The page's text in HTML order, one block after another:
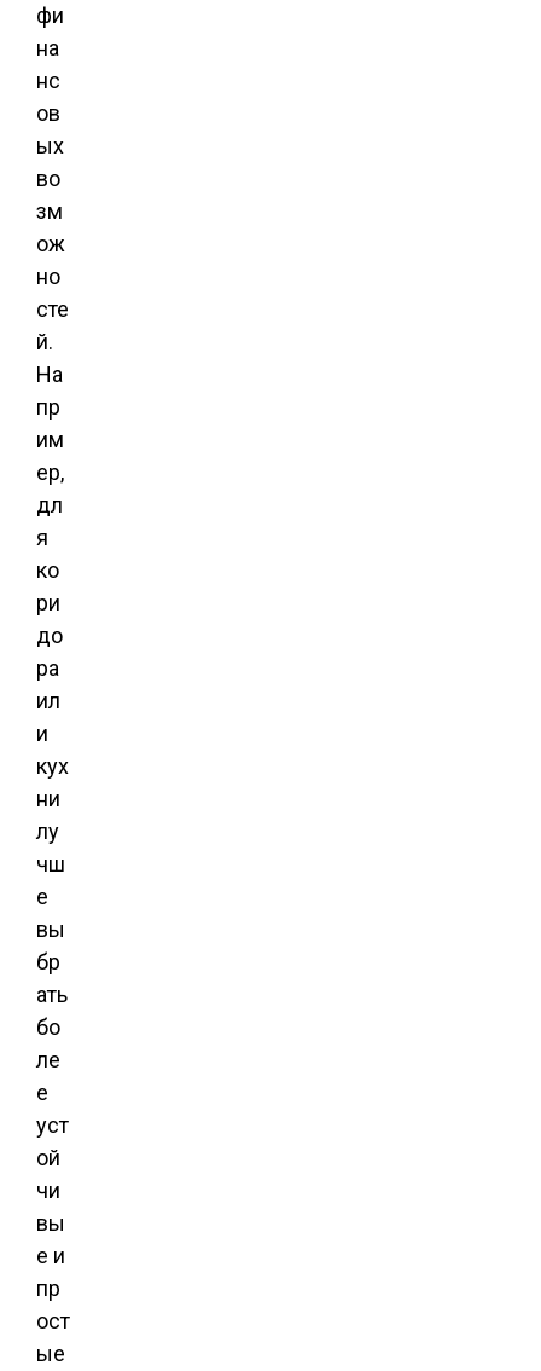
фи
на
нс
ов
ых
во
зм
ож
но
сте
й.
На
пр
им
ер,
дл
я
ко
ри
до
ра
ил
и
кух
ни
лу
чш
е
вы
бр
ать
бо
ле
е
уст
ой
чи
вы
е и
пр
ост
ые